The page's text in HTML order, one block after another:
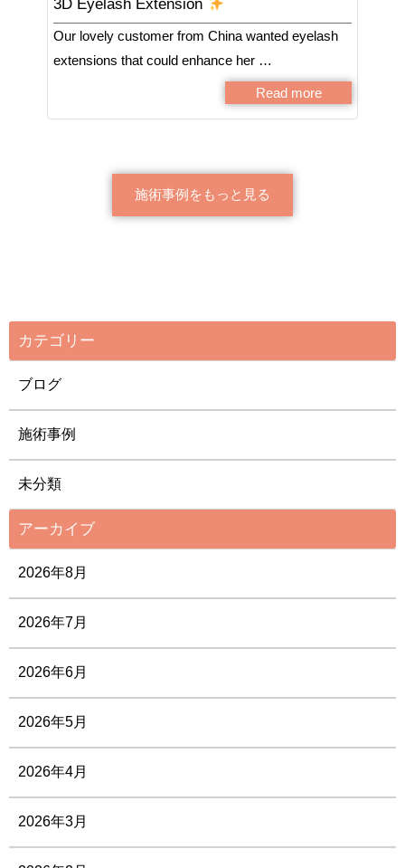
3D Eyelash Extension
Our lovely customer from China wanted eyelash
extensions that could enhance her …
Read more
施術事例をもっと見る
カテゴリー
ブログ
施術事例
未分類
アーカイブ
2026年8月
2026年7月
2026年6月
2026年5月
2026年4月
2026年3月